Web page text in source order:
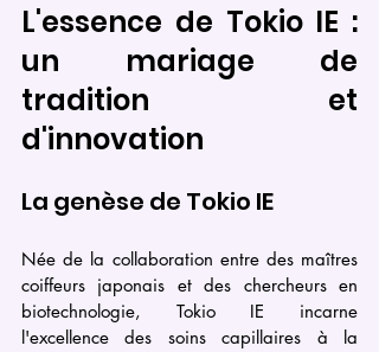
L'essence de Tokio IE :
un mariage de
tradition et
d'innovation
La genèse de Tokio IE
Née de la collaboration entre des maîtres
coiffeurs japonais et des chercheurs en
biotechnologie, Tokio IE incarne
l'excellence des soins capillaires à la